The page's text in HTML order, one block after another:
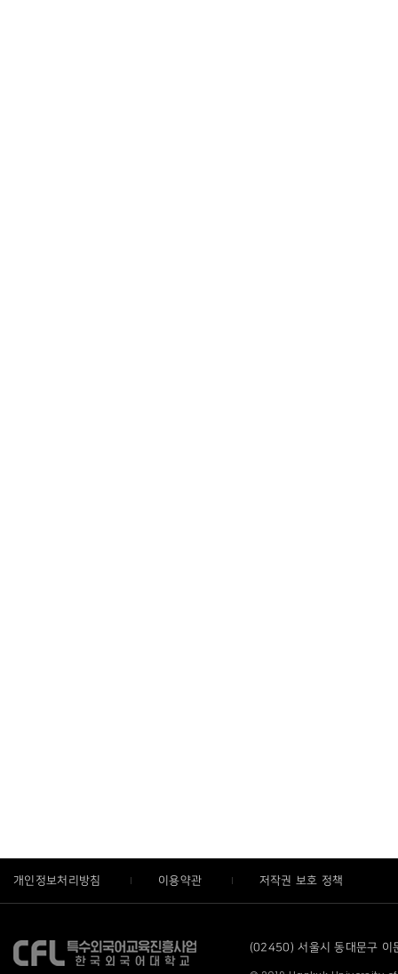
개인정보처리방침 이용약관 저작권 보호 정책
(02450) 서울시 동대문구